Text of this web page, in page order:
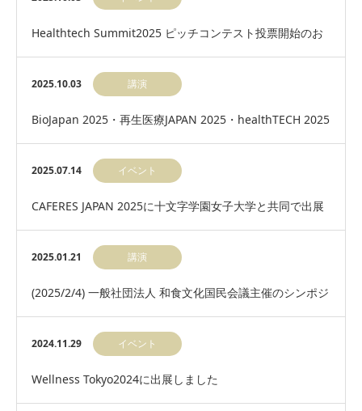
Healthtech Summit2025 ピッチコンテスト投票開始のお
知らせ
2025.10.03 講演
BioJapan 2025・再生医療JAPAN 2025・healthTECH 2025
に出展します…
2025.07.14 イベント
CAFERES JAPAN 2025に十文字学園女子大学と共同で出展
いたします。
2025.01.21 講演
(2025/2/4) 一般社団法人 和食文化国民会議主催のシンポジ
ウムで弊社科学アドバイザー 辻 典…
2024.11.29 イベント
Wellness Tokyo2024に出展しました